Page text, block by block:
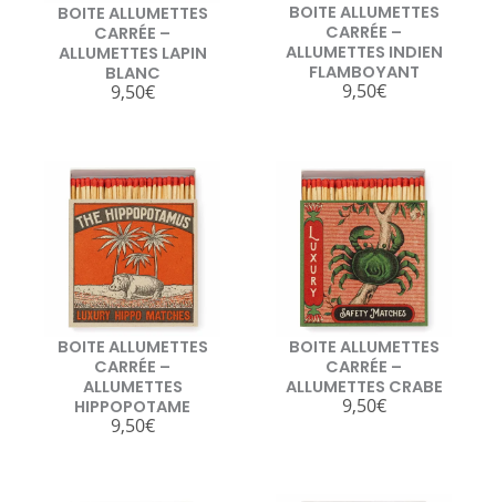
BOITE ALLUMETTES
CARRÉE –
ALLUMETTES LAPIN
BLANC
9,50€
BOITE ALLUMETTES
CARRÉE –
ALLUMETTES INDIEN
FLAMBOYANT
9,50€
BOITE ALLUMETTES
CARRÉE –
ALLUMETTES
HIPPOPOTAME
9,50€
BOITE ALLUMETTES
CARRÉE –
ALLUMETTES CRABE
9,50€